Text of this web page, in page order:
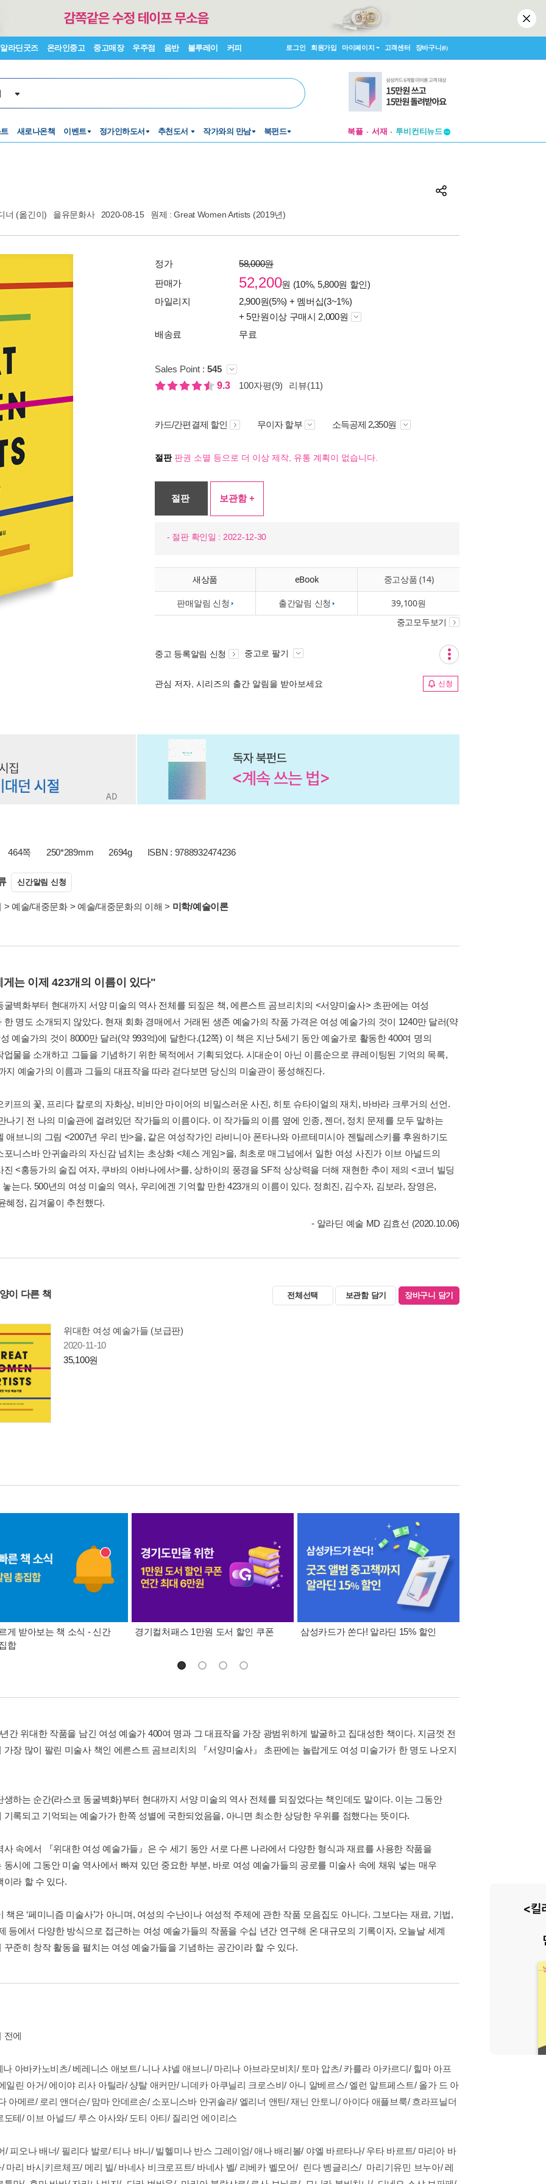
알라딘굿즈 온라인중고 중고매장 우주점 음반 블루레이 커피 로그인 회원가입 마이페이지 고객센터 장바구니(0)
새로나온책 이벤트 정가인하도서 추천도서 작가와의 만남 북펀드 북플 서재
창작플랫폼
너 (옮긴이) 을유문화사 2020-08-15 원제 : Great Women Artists (2019년)
정가
58,000원
판매가
52,200원 (10%, 5,800원 할인)
마일리지
2,900원(5%) + 멤버십(3~1%)
+ 5만원이상 구매시 2,000원
배송료
무료
Sales Point : 545
9.3
100자평(9) 리뷰(11)
카드/간편결제 할인 무이자 할부 소득공제 2,350원
절판판권 소멸 등으로 더 이상 제작, 유통 계획이 없습니다.
절판 보관함 +
- 절판 확인일 : 2022-12-30
새상품 eBook 중고상품 (14)
판매알림 신청 출간알림 신청 39,100원
중고모두보기
중고 등록알림 신청 중고로 팔기
관심 저자, 시리즈의 출간 알림을 받아보세요 신청
464쪽 250*289mm 2694g ISBN : 9788932474236
신간알림 신청
> 예술/대중문화> 예술/대중문화의 이해 > 미학/예술이론
는 이제 423개의 이름이 있다"
굴벽화부터 현대까지 서양 미술의 역사 전체를 되짚은 책, 에른스트 곰브리치의 <서양미술사> 초판에는 여성
한 명도 소개되지 않았다. 현재 회화 경매에서 거래된 생존 예술가의 작품 가격은 여성 예술가의 것이 1240만 달러(약
예술가의 것이 8000만 달러(약 993억)에 달한다.(12쪽) 이 책은 지난 5세기 동안 예술가로 활동한 400여 명의
업물을 소개하고 그들을 기념하기 위한 목적에서 기획되었다. 시대순이 아닌 이름순으로 큐레이팅된 기억의 목록,
지 예술가의 이름과 그들의 대표작을 따라 걷다보면 당신의 미술관이 풍성해진다.
키프의 꽃, 프리다 칼로의 자화상, 비비안 마이어의 비밀스러운 사진, 히토 슈타이얼의 재치, 바바라 크루거의 선언.
나기 전 나의 미술관에 걸려있던 작가들의 이름이다. 이 작가들의 이름 옆에 인종, 젠더, 정치 문제를 모두 말하는
애브니의 그림 <2007년 우리 반>을, 같은 여성작가인 라비니아 폰타나와 아르테미시아 젠틸레스키를 후원하기도
포니스바 안귀솔라의 자신감 넘치는 초상화 <체스 게임>을, 최초로 매그넘에서 일한 여성 사진가 이브 아널드의
진 <홍등가의 술집 여자, 쿠바의 아바나에서>를, 상하이의 풍경을 SF적 상상력을 더해 재현한 추이 제의 <코너 빌딩
는다. 500년의 여성 미술의 역사, 우리에겐 기억할 만한 423개의 이름이 있다. 정희진, 김수자, 김보라, 장영은,
혜정, 김겨울이 추천했다.
- 알라딘 예술 MD 김효선 (2020.10.06)
이 다른 책 전체선택 보관함 담기 장바구니 담기
위대한 여성 예술가들 (보급판)
2020-11-10
35,100원
게 받아보는 책 소식 - 신간
합
경기컬처패스 1만원 도서 할인 쿠폰 삼성카드가 쏜다! 알라딘 15% 할인
간 위대한 작품을 남긴 여성 예술가 400여 명과 그 대표작을 가장 광범위하게 발굴하고 집대성한 책이다. 지금껏 전
가장 많이 팔린 미술사 책인 에른스트 곰브리치의 『서양미술사』 초판에는 놀랍게도 여성 미술가가 한 명도 나오지
생하는 순간(라스코 동굴벽화)부터 현대까지 서양 미술의 역사 전체를 되짚었다는 책인데도 말이다. 이는 그동안
기록되고 기억되는 예술가가 한쪽 성별에 국한되었음을, 아니면 최소한 상당한 우위를 점했다는 뜻이다.
사 속에서 『위대한 여성 예술가들』은 수 세기 동안 서로 다른 나라에서 다양한 형식과 재료를 사용한 작품을
동시에 그동안 미술 역사에서 빠져 있던 중요한 부분, 바로 여성 예술가들의 공로를 미술사 속에 채워 넣는 매우
이라 할 수 있다.
책은 ‘페미니즘 미술사’가 아니며, 여성의 수난이나 여성적 주제에 관한 작품 모음집도 아니다. 그보다는 재료, 기법,
등에서 다양한 방식으로 접근하는 여성 예술가들의 작품을 수십 년간 연구해 온 대규모의 기록이자, 오늘날 세계
꾸준히 창작 활동을 펼치는 여성 예술가들을 기념하는 공간이라 할 수 있다.
전에
나 아바카노비츠/ 베레니스 애보트/ 니나 샤넬 애브니/ 마리나 아브라모비치/ 토마 압츠/ 카를라 아카르디/ 힐마 아프
일린 아거/ 에이야 리사 아틸라/ 샹탈 애커만/ 니데카 아쿠닐리 크로스비/ 아니 알베르스/ 엘런 알트페스트/ 올가 드 아
아메르/ 로리 앤더슨/ 맘마 안데르손/ 소포니스바 안귀솔라/ 엘리너 앤틴/ 재닌 안토니/ 아이다 애플브룩/ 흐라프닐더
도테/ 이브 아널드/ 루스 아사와/ 도티 아티/ 질리언 에이리스
/ 피오나 배너/ 필리다 발로/ 티나 바니/ 빌헬미나 반스 그레이엄/ 애나 배리볼/ 야엘 바르타나/ 우타 바르트/ 마리아 바
마리 바시키르체프/ 메리 빌/ 바네사 비크로프트/ 바네사 벨/ 리베카 벨모어/ 린다 벵글리스/ 마리기유민 브누아/ 레